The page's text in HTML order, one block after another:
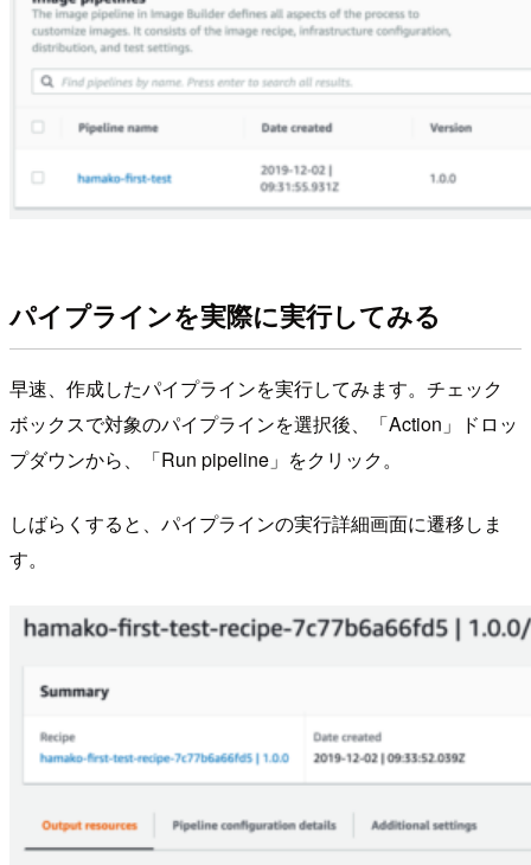
パイプラインを実際に実行してみる
早速、作成したパイプラインを実行してみます。チェック
ボックスで対象のパイプラインを選択後、「Action」ドロッ
プダウンから、「Run pipeline」をクリック。
しばらくすると、パイプラインの実行詳細画面に遷移しま
す。